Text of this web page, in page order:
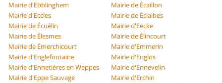
Mairie d'Ebblinghem
Mairie de Écaillon
Mairie d'Eccles
Mairie de Éclaibes
Mairie de Écuélin
Mairie d'Eecke
Mairie de Élesmes
Mairie de Élincourt
Mairie de Émerchicourt
Mairie d'Emmerin
Mairie d'Englefontaine
Mairie d'Englos
Mairie d'Ennetières en Weppes
Mairie d'Ennevelin
Mairie d'Eppe Sauvage
Mairie d'Erchin